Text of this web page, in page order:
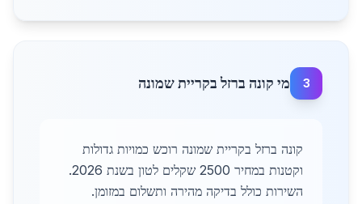
3 מי קונה ברזל בקריית שמונה
קונה ברזל בקריית שמונה רוכש כמויות גדולות
וקטנות במחיר 2500 שקלים לטון בשנת 2026.
השירות כולל בדיקה מהירה ותשלום במזומן.